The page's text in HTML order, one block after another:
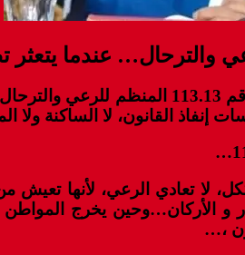
والترحال… عندما يتعثر
عندما تدخل المشرع وأصدر
إنفاذ القانون، لا الساكنة
لا تعادي الرعي، لأنها
الأركان…وحين يخرج المواطن
،…